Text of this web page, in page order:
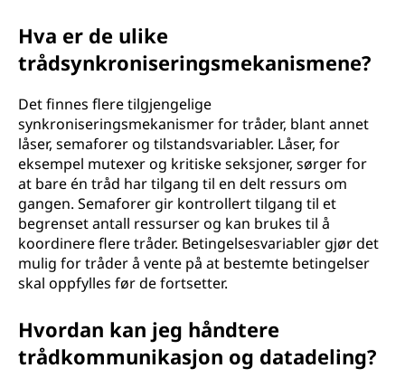
Hva er de ulike
trådsynkroniseringsmekanismene?
Det finnes flere tilgjengelige
synkroniseringsmekanismer for tråder, blant annet
låser, semaforer og tilstandsvariabler. Låser, for
eksempel mutexer og kritiske seksjoner, sørger for
at bare én tråd har tilgang til en delt ressurs om
gangen. Semaforer gir kontrollert tilgang til et
begrenset antall ressurser og kan brukes til å
koordinere flere tråder. Betingelsesvariabler gjør det
mulig for tråder å vente på at bestemte betingelser
skal oppfylles før de fortsetter.
Hvordan kan jeg håndtere
trådkommunikasjon og datadeling?